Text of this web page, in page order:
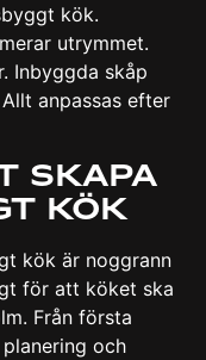
kök.
utrymmet.
Inbyggda skåp
anpassas efter
Skapa
Kök
kök är noggrann
för att köket ska
Från första
och